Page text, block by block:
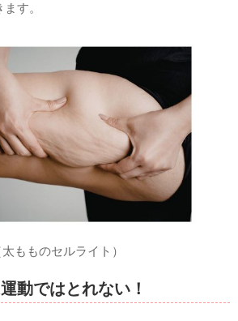
す。
太もものセルライト）
動ではとれない！